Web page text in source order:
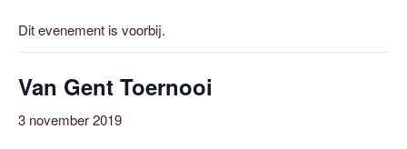
Dit evenement is voorbij.
Van Gent Toernooi
3 november 2019